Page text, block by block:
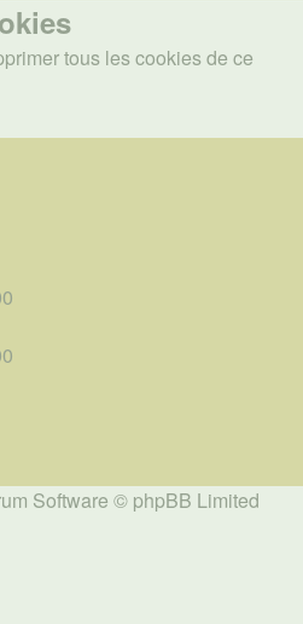
tous les cookies de ce
Software © phpBB Limited